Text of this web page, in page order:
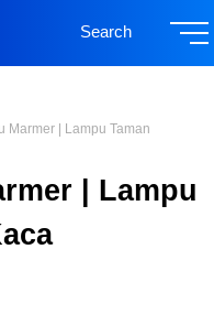
Search
Marmer | Lampu Taman
| Lampu